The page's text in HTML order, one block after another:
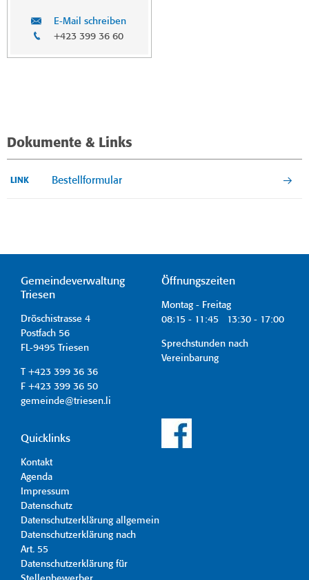
E-Mail schreiben
+423 399 36 60
Dokumente & Links
LINK Bestellformular
Gemeindeverwaltung
Triesen
Dröschistrasse 4
Postfach 56
FL-9495 Triesen
T +423 399 36 36
F +423 399 36 50
gemeinde@triesen.li
Öffnungszeiten
Montag - Freitag
08:15 - 11:45 13:30 - 17:00
Sprechstunden nach
Vereinbarung
Quicklinks
Kontakt
Agenda
Impressum
Datenschutz
Datenschutzerklärung allgemein
Datenschutzerklärung nach
Art. 55
Datenschutzerklärung für